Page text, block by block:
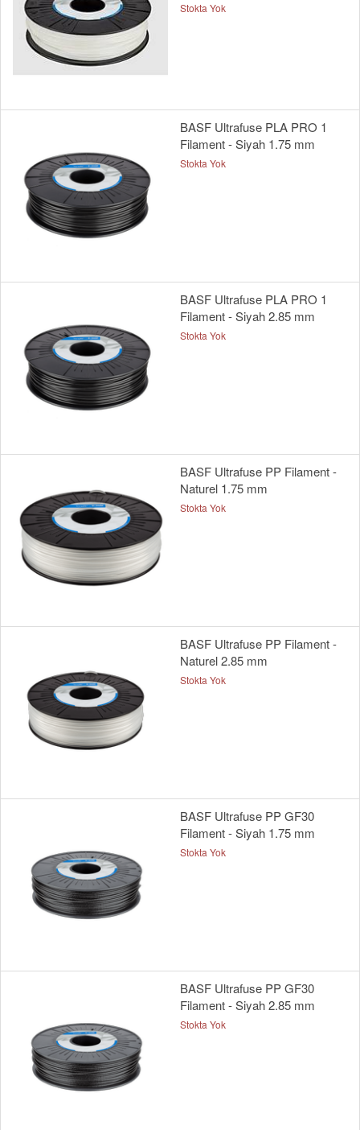
Stokta Yok
BASF Ultrafuse PLA PRO 1
Filament - Siyah 1.75 mm
Stokta Yok
BASF Ultrafuse PLA PRO 1
Filament - Siyah 2.85 mm
Stokta Yok
BASF Ultrafuse PP Filament -
Naturel 1.75 mm
Stokta Yok
BASF Ultrafuse PP Filament -
Naturel 2.85 mm
Stokta Yok
BASF Ultrafuse PP GF30
Filament - Siyah 1.75 mm
Stokta Yok
BASF Ultrafuse PP GF30
Filament - Siyah 2.85 mm
Stokta Yok